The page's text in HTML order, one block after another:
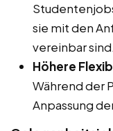
sie mit den
vereinbar sind.
Höhere
Während der
Anpassung